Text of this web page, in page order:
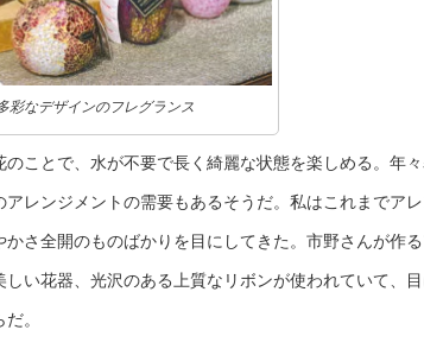
彩なデザインのフレグランス
ことで、水が不要で長く綺麗な状態を楽しめる。年
レンジメントの需要もあるそうだ。私はこれまでア
さ全開のものばかりを目にしてきた。市野さんが作る
い花器、光沢のある上質なリボンが使われていて、
。